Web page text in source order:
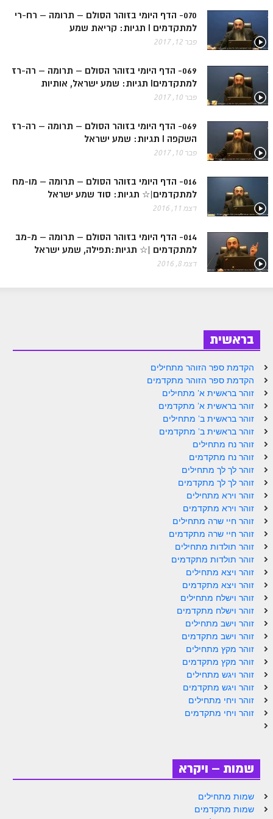
ספר הזוהר בראשית ב' מתחילים
ספר הזוהר בראשית ב' מתקדמים
ספר הזוהר נח מתחילים
ספר הזוהר נח מתקדמים
ספר הזוהר לך לך מתקדמים
ספר הזוהר וירא מתחילים
ספר הזוהר וירא מתקדמים
ספר הזוהר חיי שרה מתחילים
ספר הזוהר חיי שרה מתקדמים
ספר הזוהר תולדות מתחילים
ספר הזוהר וישלח מתחילים
הזוהר הקדוש וישלח מתקדמים
הזוהר הקדוש וישב מתחילים
הזוהר הקדוש וישב מתקדמים
הזוהר הקדוש מקץ מתחילים
הזוהר הקדוש מקץ מתקדמים
הזוהר הקדוש ויגש מתחילים
הזוהר הקדוש ויגש מתקדמים
הזוהר הקדוש ויחי מתחילים
הזוהר הקדוש ויחי מתקדמים
ספר הזוהר – שמות
הזוהר הקדוש שמות מתחילים
הזוהר הקדוש שמות מתקדמים
הזוהר הקדוש וארא מתחילים
הזוהר הקדוש וארא מתקדמים
הזוהר הקדוש בא מתקדמים
הזוהר הקדוש בשלח מתחילים
הזוהר הקדוש יתרו מתחילים
הזוהר הקדוש יתרו מתקדמים
משפטים מתחילים
070- הדף היומי בזוהר הסולם – תרומה – רח-רי
למתקדמים I תגיות: קריאת שמע
פבר 12, 2017
069- הדף היומי בזוהר הסולם – תרומה – רה-רז
למתקדמיםI תגיות: שמע ישראל, אותיות
פבר 10, 2017
069- הדף היומי בזוהר הסולם – תרומה – רה-רז
השקפה I תגיות: שמע ישראל
פבר 10, 2017
016- הדף היומי בזוהר הסולם – תרומה – מו-מח
למתקדמים|☆ תגיות: סוד שמע ישראל
דצמ 11, 2016
014- הדף היומי בזוהר הסולם – תרומה – מ-מב
למתקדמים |☆ תגיות:תפילה, שמע ישראל
דצמ 8, 2016
בראשית
הקדמת ספר הזוהר מתחילים
הקדמת ספר הזוהר מתקדמים
זוהר בראשית א' מתחילים
זוהר בראשית א' מתקדמים
זוהר בראשית ב' מתחילים
זוהר בראשית ב' מתקדמים
זוהר נח מתחילים
זוהר נח מתקדמים
זוהר לך לך מתחילים
זוהר לך לך מתקדמים
זוהר וירא מתחילים
זוהר וירא מתקדמים
זוהר חיי שרה מתחילים
זוהר חיי שרה מתקדמים
זוהר תולדות מתחילים
זוהר תולדות מתקדמים
זוהר ויצא מתחילים
זוהר ויצא מתקדמים
זוהר וישלח מתחילים
זוהר וישלח מתקדמים
זוהר וישב מתחילים
זוהר וישב מתקדמים
זוהר מקץ מתחילים
זוהר מקץ מתקדמים
זוהר ויגש מתחילים
זוהר ויגש מתקדמים
זוהר ויחי מתחילים
זוהר ויחי מתקדמים
שמות – ויקרא
שמות מתחילים
שמות מתקדמים